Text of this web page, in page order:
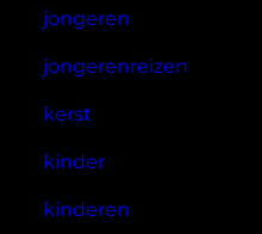
jongeren
jongerenreizen
kerst
kinder
kinderen